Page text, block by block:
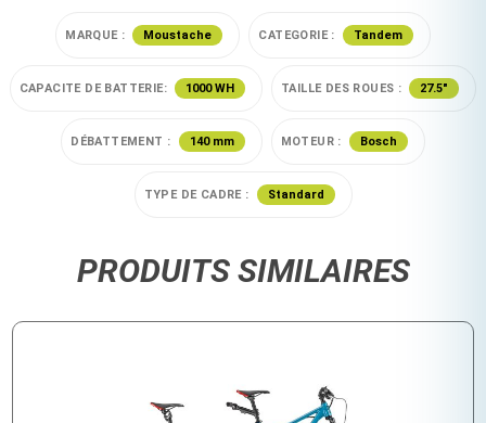
MARQUE : Moustache CATEGORIE : Tandem
CAPACITE DE BATTERIE: 1000 WH TAILLE DES ROUES : 27.5"
DÉBATTEMENT : 140 mm MOTEUR : Bosch
TYPE DE CADRE : Standard
PRODUITS SIMILAIRES